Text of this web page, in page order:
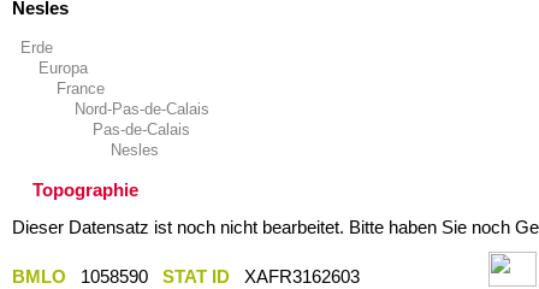
Nesles
Erde
Europa
France
Nord-Pas-de-Calais
Pas-de-Calais
Nesles
Topographie
Dieser Datensatz ist noch nicht bearbeitet. Bitte haben Sie noch
BMLO 1058590 STAT ID
XAFR3162603